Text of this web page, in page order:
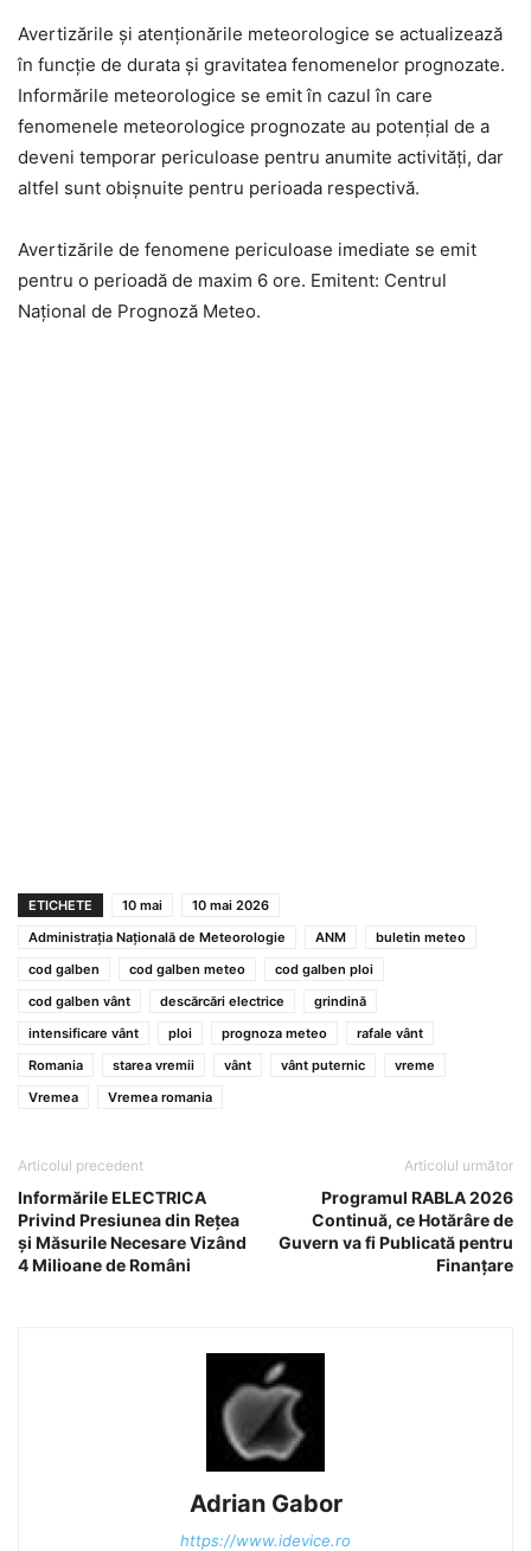
Avertizările și atenționările meteorologice se actualizează
în funcție de durata și gravitatea fenomenelor prognozate.
Informările meteorologice se emit în cazul în care
fenomenele meteorologice prognozate au potențial de a
deveni temporar periculoase pentru anumite activităţi, dar
altfel sunt obişnuite pentru perioada respectivă.
Avertizările de fenomene periculoase imediate se emit
pentru o perioadă de maxim 6 ore. Emitent: Centrul
Național de Prognoză Meteo.
ETICHETE 10 mai
10 mai 2026
Administrația Națională de Meteorologie
ANM
buletin meteo
cod galben
cod galben meteo
cod galben ploi
cod galben vânt
descărcări electrice
grindină
intensificare vânt
ploi prognoza meteo
rafale vânt
Romania
starea vremii vânt vânt puternic
vreme
Vremea
Vremea romania
Articolul precedent
Informările ELECTRICA
Privind Presiunea din Rețea
și Măsurile Necesare Vizând
4 Milioane de Români
Articolul următor
Programul RABLA 2026
Continuă, ce Hotărâre de
Guvern va fi Publicată pentru
Finanțare
Adrian Gabor
https://www.idevice.ro